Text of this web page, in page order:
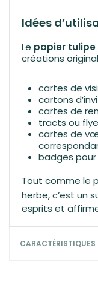
Idées
Le papier tulipe
créations
cartes de
cartons
cartes de
tracts ou
cartes de
badges
Tout comme le
herbe,c’est un
esprits et